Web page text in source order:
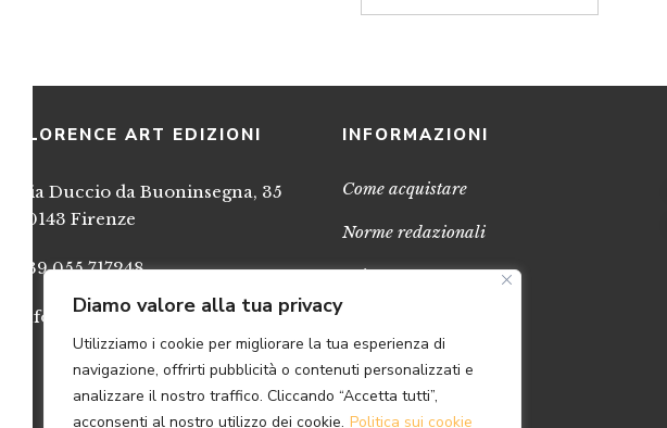
Diamo valore alla tua privacy
Utilizziamo i cookie per migliorare la tua esperienza di
navigazione, offrirti pubblicità o contenuti personalizzati e
analizzare il nostro traffico. Cliccando “Accetta tutti”,
acconsenti al nostro utilizzo dei cookie. Politica sui cookie
FLORENCE ART EDIZIONI
Via Duccio da Buoninsegna, 35
50143 Firenze
+39 055 717248
info@FlorenceArtEdizioni.com
INFORMAZIONI
Come acquistare
Norme redazionali
Privacy
Credits